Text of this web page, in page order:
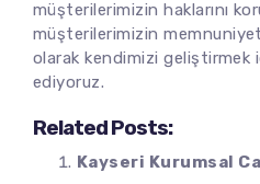
müşterilerimizin haklarını
müşterilerimizin
olarak kendimizi geliştirmek
ediyoruz.
Related Posts:
Kayseri Kurumsal